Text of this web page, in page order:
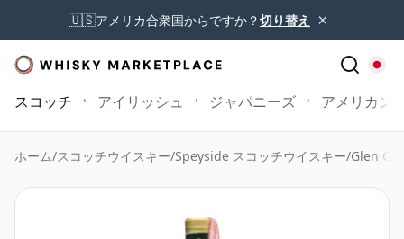
🇺🇸アメリカ合衆国からですか？切り替え ×
スコッチ アイリッシュ ジャパニーズ アメリカン
ホーム/スコッチウイスキー/Speyside スコッチウイスキー/Glen